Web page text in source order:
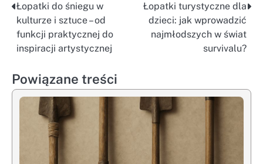
Nawigacja
wpisu
Łopatki do śniegu w
kulturze i sztuce – od
funkcji praktycznej do
inspiracji artystycznej
Łopatki turystyczne dla
dzieci: jak wprowadzić
najmłodszych w świat
survivalu?
Powiązane treści